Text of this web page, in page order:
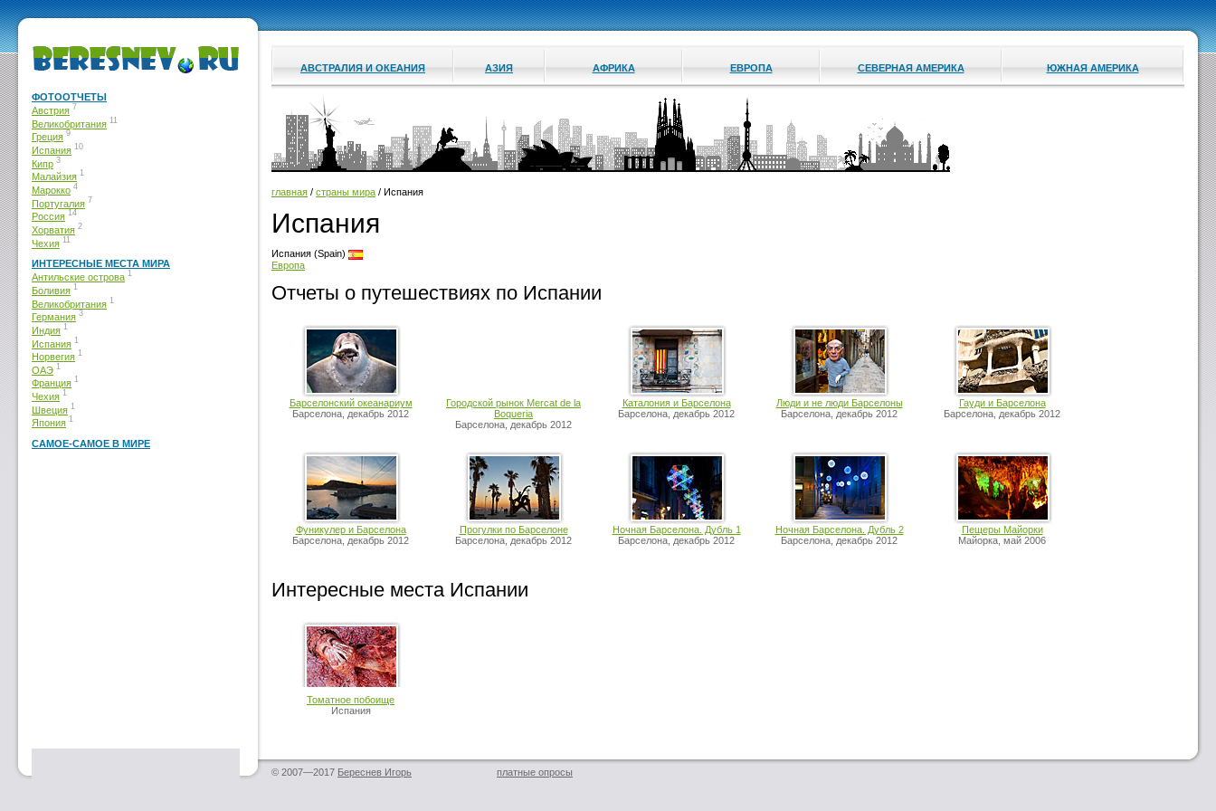
ФОТООТЧЕТЫ
Австрия 7
Великобритания 11
Греция 9
Испания 10
Кипр 3
Малайзия 1
Марокко 4
Португалия 7
Россия 14
Хорватия 2
Чехия 11
ИНТЕРЕСНЫЕ МЕСТА МИРА
Антильские острова 1
Боливия 1
Великобритания 1
Германия 3
Индия 1
Испания 1
Норвегия 1
ОАЭ 1
Франция 1
Чехия 1
Швеция 1
Япония 1
САМОЕ-САМОЕ В МИРЕ
АВСТРАЛИЯ И ОКЕАНИЯ АЗИЯ АФРИКА ЕВРОПА СЕВЕРНАЯ АМЕРИКА ЮЖНАЯ АМЕРИКА
главная / страны мира / Испания
Испания
Испания (Spain)
Европа
Отчеты о путешествиях по Испании
Барселонский океанариум
Барселона, декабрь 2012
Городской рынок Mercat de la
Boqueria
Барселона, декабрь 2012
Каталония и Барселона
Барселона, декабрь 2012
Люди и не люди Барселоны
Барселона, декабрь 2012
Гауди и Барселона
Барселона, декабрь 2012
Фуникулер и Барселона
Барселона, декабрь 2012
Прогулки по Барселоне
Барселона, декабрь 2012
Ночная Барселона. Дубль 1
Барселона, декабрь 2012
Ночная Барселона. Дубль 2
Барселона, декабрь 2012
Пещеры Майорки
Майорка, май 2006
Интересные места Испании
Томатное побоище
Испания
© 2007—2017 Береснев Игорь платные опросы